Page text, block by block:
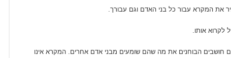
את המקרא עבור כל בני האדם וגם עבורך.
לקרוא אותו.
חושבים הבוחנים את מה שהם שומעים מבני אדם אחרים. המקרא אינו